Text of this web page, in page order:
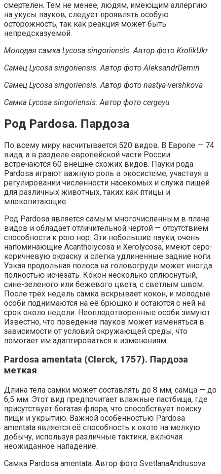
смертелен. Тем не менее, людям, имеющим аллергию
на укусы пауков, следует проявлять особую
осторожность, так как реакция может быть
непредсказуемой.
Молодая самка Lycosa singoriensis. Автор фото KrolikUkr
Самец Lycosa singoriensis. Автор фото AleksandrDemin
Самец Lycosa singoriensis. Автор фото nastya-vershkova
Самка Lycosa singoriensis. Автор фото cergeyu
Род Pardosa. Пардоза
По всему миру насчитывается 520 видов. В Европе — 74
вида, а в разделе европейской части России
встречаются 60 внешне схожих видов. Пауки рода
Pardosa играют важную роль в экосистеме, участвуя в
регулировании численности насекомых и служа пищей
для различных животных, таких как птицы и
млекопитающие.
Род Pardosa является самым многочисленным в плане
видов и обладает отличительной чертой — отсутствием
способности к рою нор. Эти небольшие пауки, очень
напоминающие Acantholycosa и Xerolycosa, имеют серо-
коричневую окраску и слегка удлиненные задние ноги.
Узкая продольная полоса на головогруди может иногда
полностью исчезать. Кокон несколько сплюснутый,
сине-зеленого или бежевого цвета, с светлым швом.
После трёх недель самка вскрывает кокон, и молодые
особи поднимаются на её брюшко и остаются с ней на
срок около недели. Неоплодотворенные особи зимуют.
Известно, что поведение пауков может изменяться в
зависимости от условий окружающей среды, что
помогает им адаптироваться к изменениям.
Pardosa amentata (Clerck, 1757). Пардоза
меткая
Длина тела самки может составлять до 8 мм, самца — до
6,5 мм. Этот вид предпочитает влажные пастбища, где
присутствует богатая флора, что способствует поиску
пищи и укрытию. Важной особенностью Pardosa
amentata является её способность к охоте на мелкую
добычу, используя различные тактики, включая
неожиданное нападение.
Самка Pardosa amentata. Автор фото SvetlanaAndrusova